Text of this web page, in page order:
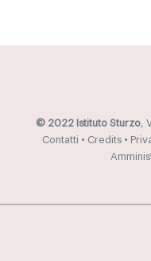
© 2022 Istituto Sturzo,
Contatti • Credits•